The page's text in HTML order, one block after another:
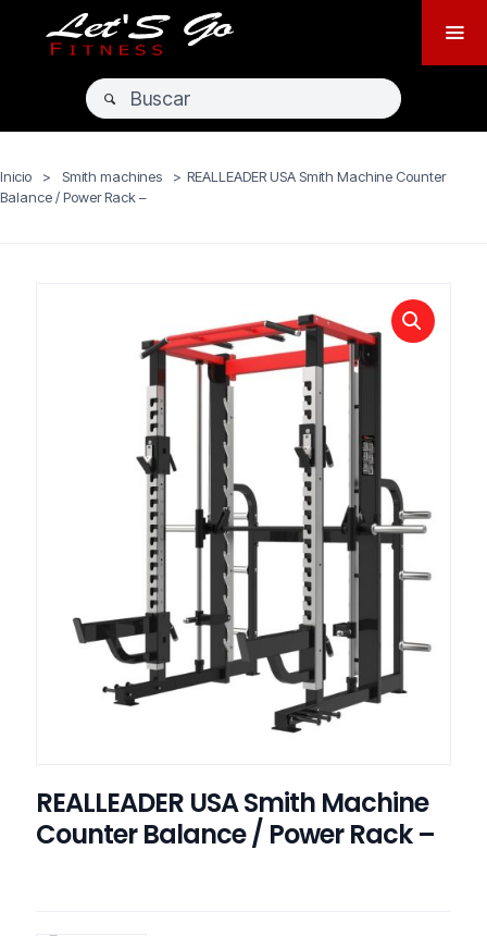
Inicio > Smith machines > REALLEADER USA Smith Machine Counter
Balance / Power Rack –
REALLEADER USA Smith Machine
Counter Balance / Power Rack –